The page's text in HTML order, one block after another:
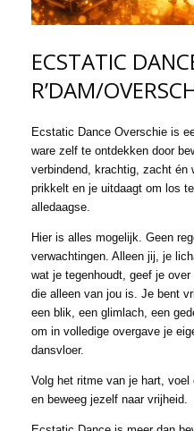
ECSTATIC
R’DAM/
Ecstatic Dance Overschie is
ware zelf te ontdekken door
verbindend, krachtig, zacht én
prikkelt en je uitdaagt om los
alledaagse.
Hier is alles mogelijk. Geen
verwachtingen. Alleen jij, je
wat je tegenhoudt, geef je
die alleen van jou is. Je bent
een blik, een glimlach, een
om in volledige overgave je
dansvloer.
Volg het ritme van je hart,
en beweeg jezelf naar vrijheid.